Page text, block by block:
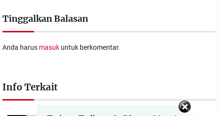
Tinggalkan Balasan
Anda harus masuk untuk berkomentar.
Info Terkait
Set Youtube Channel ID